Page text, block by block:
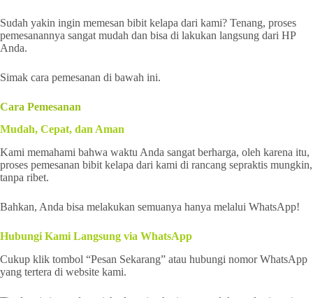
Sudah yakin ingin memesan bibit kelapa dari kami? Tenang, proses
pemesanannya sangat mudah dan bisa di lakukan langsung dari HP
Anda.
Simak cara pemesanan di bawah ini.
Cara Pemesanan
Mudah, Cepat, dan Aman
Kami memahami bahwa waktu Anda sangat berharga, oleh karena itu,
proses pemesanan bibit kelapa dari kami di rancang sepraktis mungkin,
tanpa ribet.
Bahkan, Anda bisa melakukan semuanya hanya melalui WhatsApp!
Hubungi Kami Langsung via WhatsApp
Cukup klik tombol “Pesan Sekarang” atau hubungi nomor WhatsApp
yang tertera di website kami.